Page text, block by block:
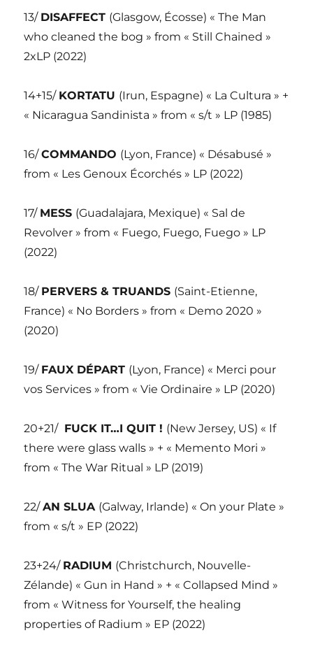
13/ DISAFFECT (Glasgow, Écosse) « The Man
who cleaned the bog » from « Still Chained »
2xLP (2022)
14+15/ KORTATU (Irun, Espagne) « La Cultura » +
« Nicaragua Sandinista » from « s/t » LP (1985)
16/COMMANDO (Lyon, France) « Désabusé »
from « Les Genoux Écorchés » LP (2022)
17/ MESS (Guadalajara, Mexique) « Sal de
Revolver » from « Fuego, Fuego, Fuego » LP
(2022)
18/ PERVERS & TRUANDS (Saint-Etienne,
France) « No Borders » from « Demo 2020 »
(2020)
19/ FAUX DÉPART (Lyon, France) « Merci pour
vos Services » from « Vie Ordinaire » LP (2020)
20+21/ FUCK IT…I QUIT ! (New Jersey, US) « If
there were glass walls » + « Memento Mori »
from « The War Ritual » LP (2019)
22/AN SLUA (Galway, Irlande) « On your Plate »
from « s/t » EP (2022)
23+24/ RADIUM (Christchurch, Nouvelle-
Zélande) « Gun in Hand » + « Collapsed Mind »
from « Witness for Yourself, the healing
properties of Radium » EP (2022)